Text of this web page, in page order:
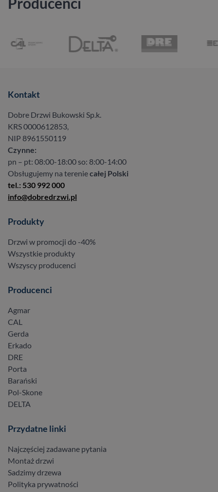
Kontakt
Dobre Drzwi Bukowski Sp.k.
KRS 0000612853,
NIP 8961550119
Czynne:
pn – pt: 08:00-18:00 so: 8:00-14:00
Obsługujemy na tereniecałej Polski
tel.: 530 992 000
info@dobredrzwi.pl
Produkty
Drzwi w promocji do -40%
Wszystkie produkty
Wszyscy producenci
Producenci
Agmar
CAL
Gerda
Erkado
DRE
Porta
Barański
Pol-Skone
DELTA
Przydatne linki
Najczęściej zadawane pytania
Montaż drzwi
Sadzimy drzewa
Polityka prywatności